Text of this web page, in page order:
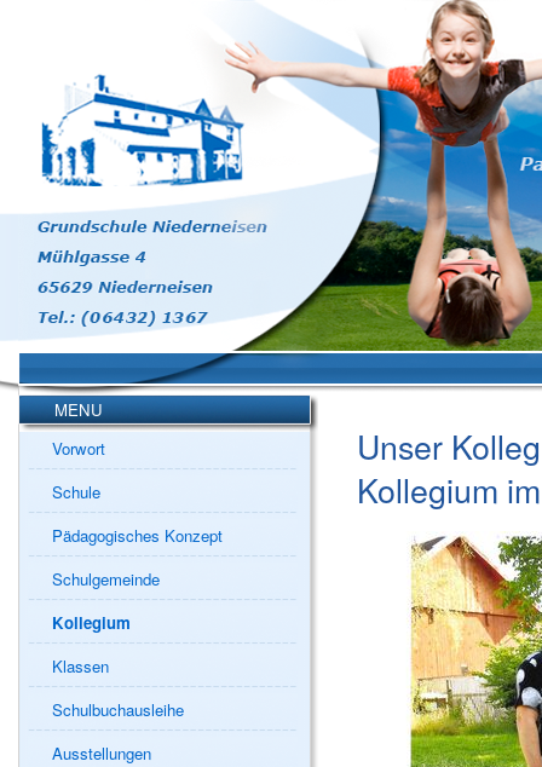
MENU
Vorwort
Schule
Pädagogisches Konzept
Schulgemeinde
Kollegium
Klassen
Schulbuchausleihe
Ausstellungen
Unser
Kollegium